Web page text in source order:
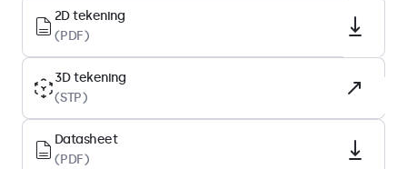
146 PPI
IPS-LCD
Backlight
LED
Oppervlak
2D tekening
(PDF)
3D tekening
(STP)
Datasheet
(PDF)